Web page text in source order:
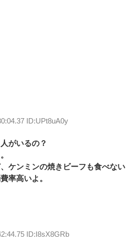
ID:UPt8uA0y
がいるの？
ケンミンの焼きビーフも食べない
率高いよ。
ID:I8sX8GRb